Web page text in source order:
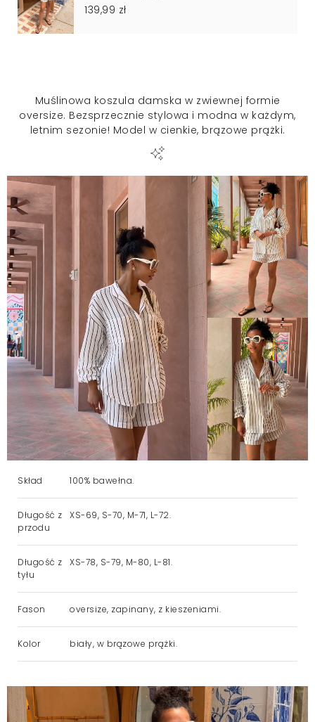
139,99 zł
Muślinowa koszula damska w zwiewnej formie
oversize. Bezsprzecznie stylowa i modna w każdym,
letnim sezonie! Model w cienkie, brązowe prążki.
Skład 100% bawełna.
Długość z
przodu
XS-69, S-70, M-71, L-72.
Długość z
tyłu
XS-78, S-79, M-80, L-81.
Fason oversize, zapinany, z kieszeniami.
Kolor biały, w brązowe prążki.